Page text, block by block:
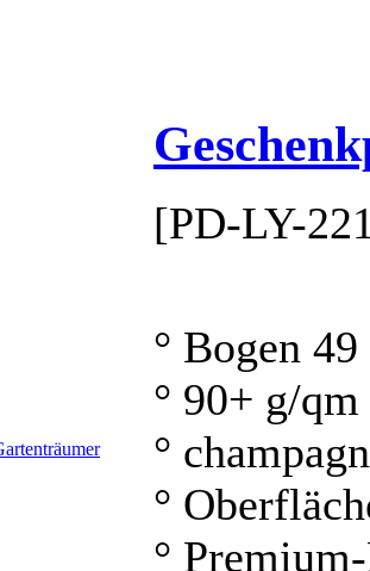
[PD-LY-
° Bogen
° 90+ g/qm
°
°
°